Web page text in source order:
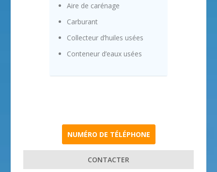
Aire de carénage
Carburant
Collecteur d’huiles usées
Conteneur d’eaux usées
NUMÉRO DE TÉLÉPHONE
CONTACTER